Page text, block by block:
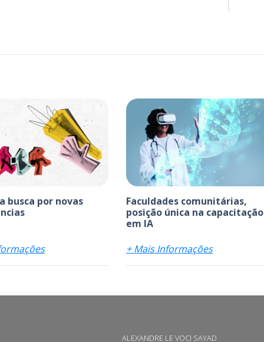
busca por novas
Faculdades comunitárias,
posição única na capacitação
em IA
+ Mais Informações
ALEXANDRE LE VOCI SAYAD